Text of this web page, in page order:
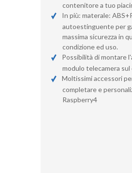
contenitore a tuo
In più: materale:
autoestinguente per
massima sicurezza in
condizione ed uso.
Possibilità di montare
modulo telecamera sul
Moltissimi accessori
completare e
Raspberry4